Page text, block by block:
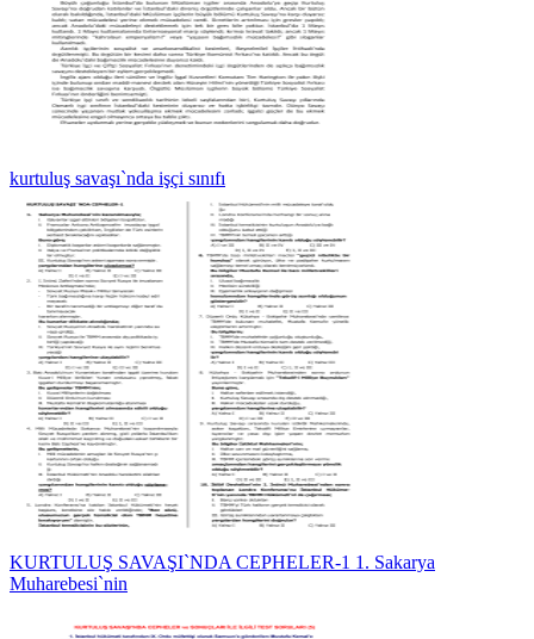
kurtuluş savaşı`nda işçi sınıfı
KURTULUŞ SAVAŞI`NDA CEPHELER-1 1. Sakarya
Muharebesi`nin